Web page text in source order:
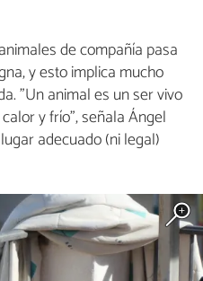
de compañía pasa
y esto implica mucho
"Un animal es un ser vivo
y frío", señala Ángel
adecuado (ni legal)